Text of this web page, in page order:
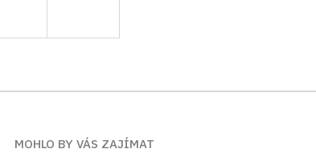
MOHLO BY VÁS ZAJÍMAT